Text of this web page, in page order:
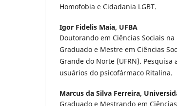
Homofobia e Cidadania LGBT.
Igor Fidelis Maia, UFBA
Doutorando em Ciências Sociais
Graduado e Mestre em Ciências
Grande do Norte (UFRN).
usuários do psicofármaco Ritalina.
Marcus da Silva Ferreira,
Graduado e Mestrando em